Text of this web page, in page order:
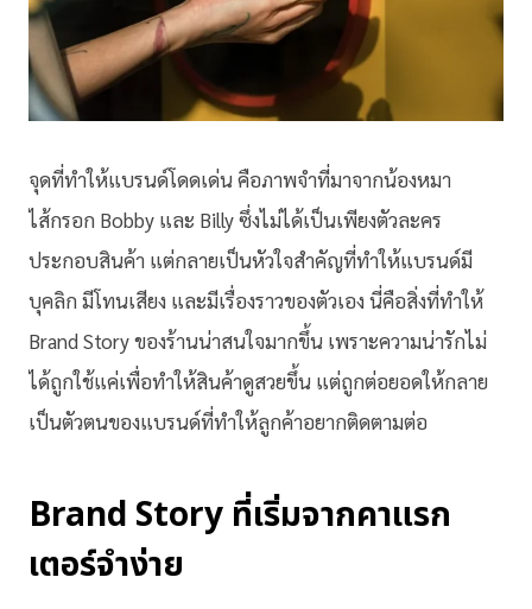
จุดที่ทำให้แบรนด์โดดเด่น คือภาพจำที่มาจากน้องหมา
ไส้กรอก Bobby และ Billy ซึ่งไม่ได้เป็นเพียงตัวละคร
ประกอบสินค้า แต่กลายเป็นหัวใจสำคัญที่ทำให้แบรนด์มี
บุคลิก มีโทนเสียง และมีเรื่องราวของตัวเอง นี่คือสิ่งที่ทำให้
Brand Story ของร้านน่าสนใจมากขึ้น เพราะความน่ารักไม่
ได้ถูกใช้แค่เพื่อทำให้สินค้าดูสวยขึ้น แต่ถูกต่อยอดให้กลาย
เป็นตัวตนของแบรนด์ที่ทำให้ลูกค้าอยากติดตามต่อ
Brand Story ที่เริ่มจากคาแรก
เตอร์จำง่าย